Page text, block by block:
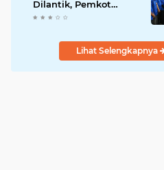
Dilantik, Pemkot
Tekankan Sinergi dan
Lihat Selengkapnya